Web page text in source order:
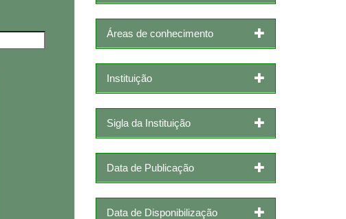
Áreas de conhecimento
Instituição
Sigla da Instituição
Data de Publicação
Data de Disponibilização